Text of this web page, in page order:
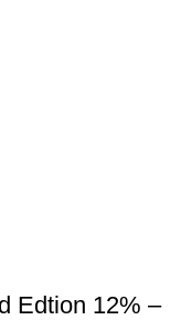
Edtion 12% –